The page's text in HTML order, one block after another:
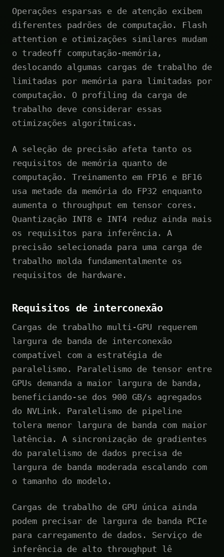
Operações esparsas e de atenção exibem
diferentes padrões de computação. Flash
attention e otimizações similares mudam
o tradeoff computação-memória,
deslocando algumas cargas de trabalho de
limitadas por memória para limitadas por
computação. O profiling da carga de
trabalho deve considerar essas
otimizações algorítmicas.
A seleção de precisão afeta tanto os
requisitos de memória quanto de
computação. Treinamento em FP16 e BF16
usa metade da memória do FP32 enquanto
aumenta o throughput em tensor cores.
Quantização INT8 e INT4 reduz ainda mais
os requisitos para inferência. A
precisão selecionada para uma carga de
trabalho molda fundamentalmente os
requisitos de hardware.
Requisitos de interconexão
Cargas de trabalho multi-GPU requerem
largura de banda de interconexão
compatível com a estratégia de
paralelismo. Paralelismo de tensor entre
GPUs demanda a maior largura de banda,
beneficiando-se dos 900 GB/s agregados
do NVLink. Paralelismo de pipeline
tolera menor largura de banda com maior
latência. A sincronização de gradientes
do paralelismo de dados precisa de
largura de banda moderada escalando com
o tamanho do modelo.
Cargas de trabalho de GPU única ainda
podem precisar de largura de banda PCIe
para carregamento de dados. Serviço de
inferência de alto throughput lê